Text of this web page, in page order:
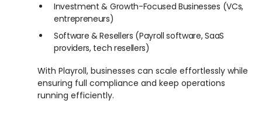
Investment & Growth-Focused Businesses (VCs,
entrepreneurs)
Software & Resellers (Payroll software, SaaS
providers, tech resellers)
With Playroll, businesses can scale effortlessly while
ensuring full compliance and keep operations
running efficiently.